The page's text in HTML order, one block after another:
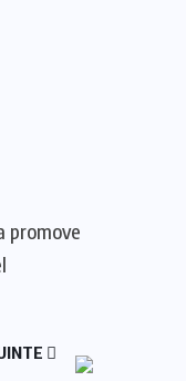
promove